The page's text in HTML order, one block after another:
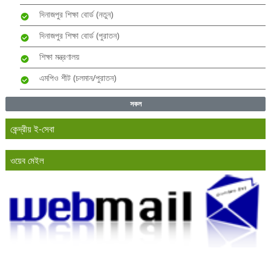
দিনাজপুর শিক্ষা বোর্ড (নতুন)
দিনাজপুর শিক্ষা বোর্ড (পুরাতন)
শিক্ষা মন্ত্রণালয়
এমপিও শীট (চলমান/পুরাতন)
সকল
কেন্দ্রীয় ই-সেবা
ওয়েব মেইল